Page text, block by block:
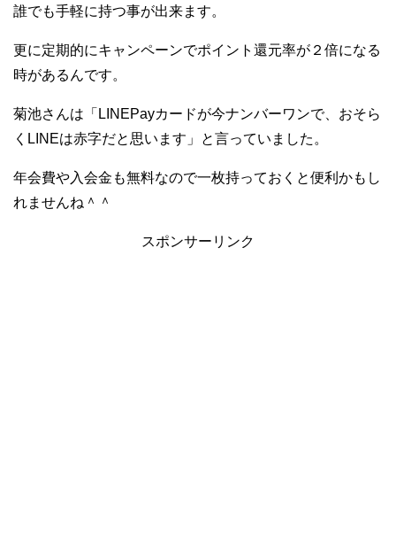
誰でも手軽に持つ事が出来ます。
更に定期的にキャンペーンでポイント還元率が２倍になる
時があるんです。
菊池さんは「LINEPayカードが今ナンバーワンで、おそら
くLINEは赤字だと思います」と言っていました。
年会費や入会金も無料なので一枚持っておくと便利かもし
れませんね＾＾
スポンサーリンク